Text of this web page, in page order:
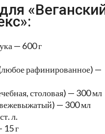
— 600 г
рафинированное) —
столовая) — 300 мл
— 300 мл
л.
15 г